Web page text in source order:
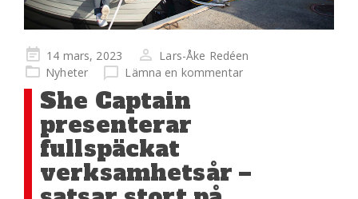
Publicerad
på
14 mars, 2023
Lars-Åke Redéen
Nyheter
Lämna en kommentar
She Captain
presenterar
fullspäckat
verksamhetsår –